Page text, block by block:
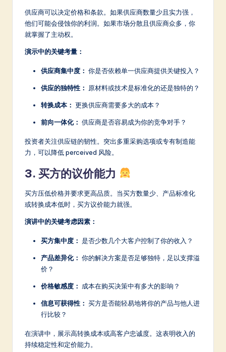
供应商可以决定价格和条款。如果供应商数量少且实力强，
他们可能会侵蚀你的利润。如果市场分散且供应商众多，你
就掌握了主动权。
演示中的关键考量：
供应商集中度： 你是否依赖单一供应商提供关键投入？
供应的独特性： 原材料或技术是标准化的还是独特的？
转换成本： 更换供应商需要多大的成本？
前向一体化： 供应商是否容易成为你的竞争对手？
投资者关注供应链的韧性。突出多重采购选项或专有制造能
力，可以降低 perceived 风险。
3. 买方的议价能力
买方压低价格并要求更高品质。当买方数量少、产品标准化
或转换成本低时，买方议价能力就强。
演讲中的关键考虑因素：
买方集中度： 是否少数几个大客户控制了你的收入？
产品差异化： 你的解决方案是否足够独特，足以支撑溢
价？
价格敏感度： 成本在购买决策中有多大的影响？
信息可获得性： 买方是否能轻易地将你的产品与他人进
行比较？
在演讲中，展示高转换成本或高客户忠诚度。这表明收入的
持续稳定性和定价能力。